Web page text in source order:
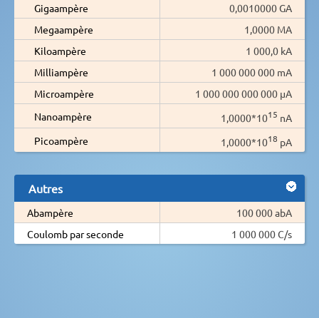
Gigaampère
0,0010000 GA
Megaampère
1,0000 MA
Kiloampère
1 000,0 kA
Milliampère
1 000 000 000 mA
Microampère
1 000 000 000 000 µA
Nanoampère
1,0000*1015 nA
Picoampère
1,0000*1018 pA
Autres
Abampère
100 000 abA
Coulomb par seconde
1 000 000 C/s